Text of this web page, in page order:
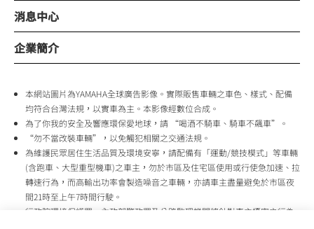
消息中心
企業簡介
本網站圖片為YAMAHA全球廣告影像。實際販售車輛之車色、樣式、配備
均符合台灣法規，以實車為主。本影像經數位合成。
為了你我的安全及響應環保愛地球，請 “喝酒不騎車、騎車不飆車”。
“勿不當改裝車輛”，以免觸犯相關之交通法規。
為維護民眾居住生活品質及環境安寧，請配備有「運動/競技模式」等車輛
(含跑車、大型重型機車)之車主，勿於市區及住宅區使用或行使急加速、拉
轉速行為，而高輸出功率會製造噪音之車輛，亦請車主盡量避免於市區夜
間21時至上午7時間行駛。
行政院環境保護署、內政部警政署及公路監理機關將針對車主擾寧之行為